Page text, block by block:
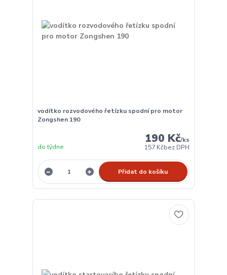
vodítko rozvodového řetízku spodní pro motor
Zongshen 190
190 Kč/ks
157 Kčbez DPH
do týdne
Přidat do košíku